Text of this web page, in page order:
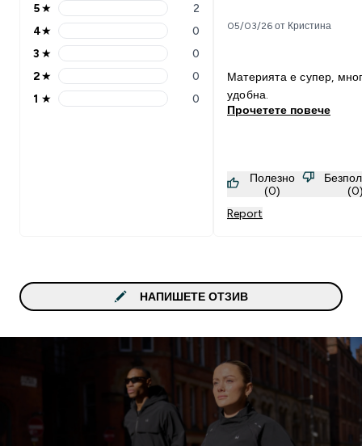
5 stars rating 2 reviews
5★ 2
4 stars rating 0 reviews
4★ 0
3 stars rating 0 reviews
3 ★ 0
2 stars rating 0 reviews
2★ 0
1 stars rating 0 reviews
1 ★ 0
05/03/26 от Кристина
Материята е супер,
удобна.
Прочетете повече
Полезно
(0)
Report
НАПИШЕТЕ ОТЗИВ